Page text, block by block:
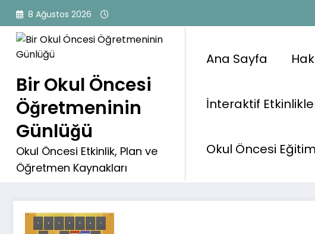
İçeriğe
atla
8 Ağustos 2026
Bir Okul Öncesi
Öğretmeninin
Günlüğü
Okul Öncesi Etkinlik, Plan ve
Öğretmen Kaynakları
Ana Sayfa
İnteraktif
Okul Öncesi
Dino ile Hafıza Oyunu İnteraktif